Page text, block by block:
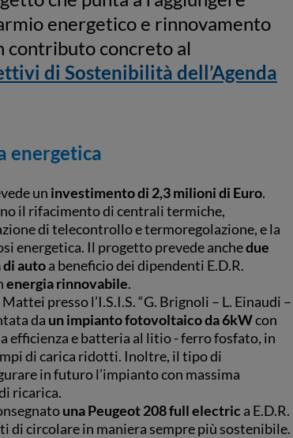
energetico e rinnovamento
contributo concreto al
di Sostenibilità dell’Agenda
energetica
un investimento di 2,3 milioni di Euro.
il rifacimento di centrali termiche,
di telecontrollo e termoregolazione, e la
energetica. Il progetto prevede anchedue
autoa beneficio dei dipendenti E.D.R.
energia rinnovabile.
presso l’I.S.I.S. “G. Brignoli – L. Einaudi –
da un impianto fotovoltaico da 6kWcon
efficienza e batteria al litio - ferro fosfato, in
di carica ridotti. Inoltre, il tipo di
in futuro l’impianto con massima
ricarica.
una Peugeot 208 full electric a E.D.R.
di circolare in maniera sempre più sostenibile.